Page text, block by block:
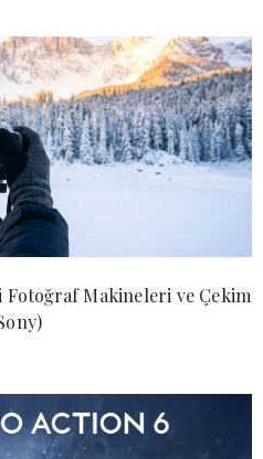
Makineleri ve Çekim